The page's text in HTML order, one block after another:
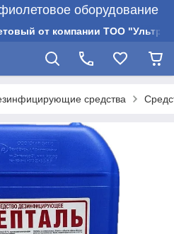
оборудование
от компании ТОО
средства